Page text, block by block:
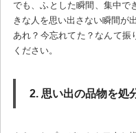
でも、ふとした瞬間、集中で
きな人を思い出さない瞬間が
あれ？今忘れてた？なんて振
ください。
2. 思い出の品物を処